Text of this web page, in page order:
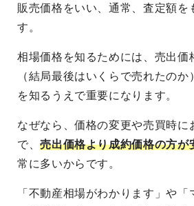
販売価格をいい、通常、査定額を
す。
相場価格を知るためには、売出価
（結局最後はいくらで売れたの
を知るうえで重要になります。
なぜなら、価格の変更や売買時に
で、売出価格より成約価格の方が
常に多いからです。
「不動産相場がわかります」や